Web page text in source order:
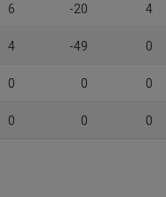
6 -20 4
4 -49 0
0 0 0
0 0 0